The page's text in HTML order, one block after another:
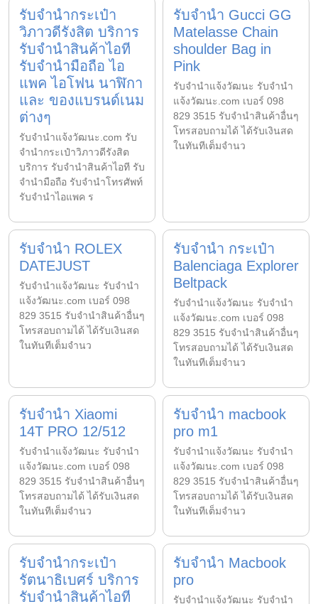
รับจำนำกระเป๋า
วิภาวดีรังสิต บริการ
รับจำนำสินค้าไอที
รับจำนำมือถือ ไอ
แพค ไอโฟน นาฬิกา
และ ของแบรนด์เนม
ต่างๆ
รับจํานําแจ้งวัฒนะ.com รับ
จำนำกระเป๋าวิภาวดีรังสิต
บริการ รับจำนำสินค้าไอที รับ
จำนำมือถือ รับจำนำโทรศัพท์
รับจำนำไอแพค ร
รับจำนำ Gucci GG
Matelasse Chain
shoulder Bag in
Pink
รับจํานําแจ้งวัฒนะ รับจํานํา
แจ้งวัฒนะ.com เบอร์ 098
829 3515 รับจำนำสินค้าอื่นๆ
โทรสอบถามได้ ได้รับเงินสด
ในทันทีเต็มจำนว
รับจำนำ ROLEX
DATEJUST
รับจํานําแจ้งวัฒนะ รับจํานํา
แจ้งวัฒนะ.com เบอร์ 098
829 3515 รับจำนำสินค้าอื่นๆ
โทรสอบถามได้ ได้รับเงินสด
ในทันทีเต็มจำนว
รับจำนำ กระเป๋า
Balenciaga Explorer
Beltpack
รับจํานําแจ้งวัฒนะ รับจํานํา
แจ้งวัฒนะ.com เบอร์ 098
829 3515 รับจำนำสินค้าอื่นๆ
โทรสอบถามได้ ได้รับเงินสด
ในทันทีเต็มจำนว
รับจำนำ Xiaomi
14T PRO 12/512
รับจํานําแจ้งวัฒนะ รับจํานํา
แจ้งวัฒนะ.com เบอร์ 098
829 3515 รับจำนำสินค้าอื่นๆ
โทรสอบถามได้ ได้รับเงินสด
ในทันทีเต็มจำนว
รับจำนำ macbook
pro m1
รับจํานําแจ้งวัฒนะ รับจํานํา
แจ้งวัฒนะ.com เบอร์ 098
829 3515 รับจำนำสินค้าอื่นๆ
โทรสอบถามได้ ได้รับเงินสด
ในทันทีเต็มจำนว
รับจำนำกระเป๋า
รัตนาธิเบศร์ บริการ
รับจำนำสินค้าไอที
รับจำนำ Macbook
pro
รับจํานําแจ้งวัฒนะ รับจํานํา